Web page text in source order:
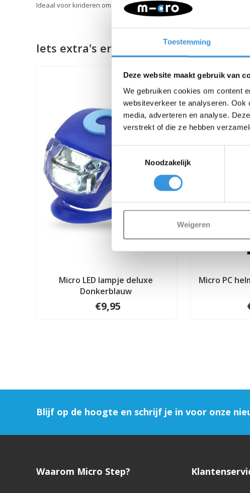
Toestemming
Deze website maakt gebruik van
We gebruiken cookies om content
websiteverkeer te analyseren.
media, adverteren en analyse.
verstrekt of die ze hebben
Noodzakelijk
Weigeren
Ideaal voor kinderen om hun step of fiets mee vast te zetten.
Iets extra's erbij?
Micro LED lampje deluxe
Donkerblauw
€9,95
Micro PC
Blijf op de hoogte en schrijf je in voor onze
Waarom Micro Step?